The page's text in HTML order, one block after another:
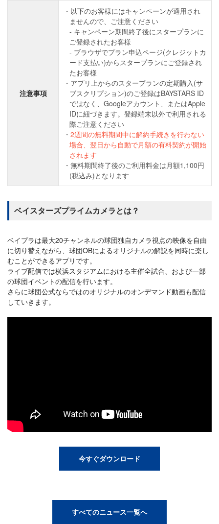
注意事項
以下のお客様にはキャンペーンが適用され
ませんので、ご注意ください
- キャンペーン期間終了後にスタープランに
ご登録されたお客様
- ブラウザでプラン申込ページ(クレジットカ
ード支払い)からスタープランにご登録され
たお客様
アプリ上からのスタープランの定期購入(サ
ブスクリプション)のご登録はBAYSTARS ID
ではなく、Googleアカウント、またはApple
IDに紐づきます。登録端末以外で利用される
際ご注意ください
2週間の無料期間中に解約手続きを行わない
場合、翌日から自動で月額の有料契約が開始
されます
無料期間終了後のご利用料金は月額1,100円
(税込み)となります
ベイスターズプライムカメラとは？
ベイプラは最大20チャンネルの球団独自カメラ視点の映像を自由
に切り替えながら、球団OBによるオリジナルの解説を同時に楽し
むことができるアプリです。
ライブ配信では横浜スタジアムにおける主催全試合、および一部
の球団イベントの配信を行います。
さらに球団公式ならではのオリジナルのオンデマンド動画も配信
していきます。
今すぐダウンロード
すべてのニュース一覧へ